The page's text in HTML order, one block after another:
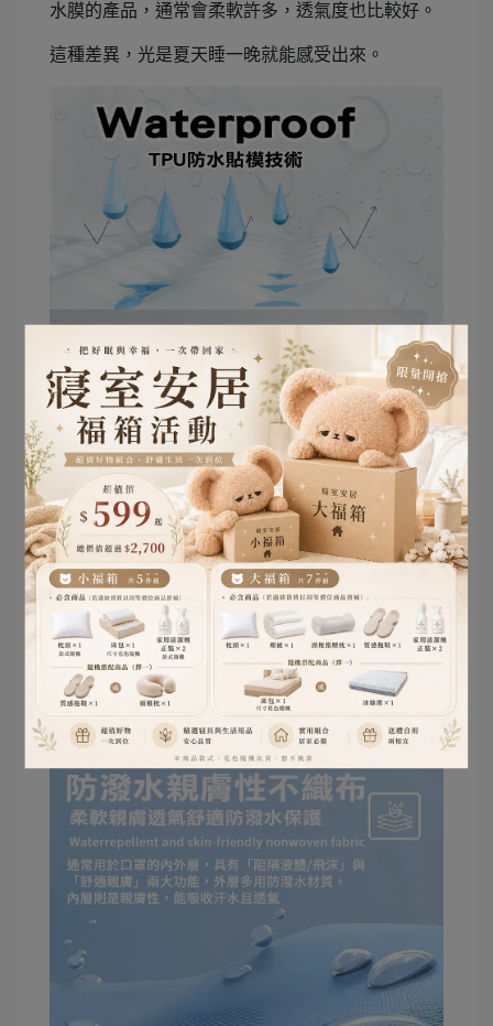
水膜的產品，通常會柔軟許多，透氣度也比較好。
這種差異，光是夏天睡一晚就能感受出來。
2. 表布材質
很多人以為保潔墊只是「墊在床上」，但實際上，
它會直接影響睡眠觸感。如果表布太粗、太硬，即
使上面再鋪床包，睡感還是會有差。
因此現在越來越多人會選擇磨毛布、石墨烯機能
布，或較細緻的親膚材質。因為真正舒服的保潔
墊，應該是你睡上去時，幾乎感覺不到它的存在。